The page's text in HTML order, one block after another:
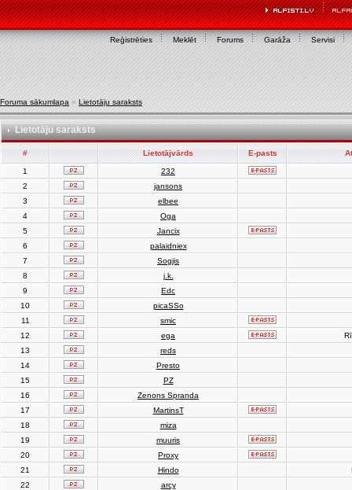
Reģistrēties Meklēt Forums Garāža Servisi
Foruma sākumlapa » Lietotāju saraksts
Lietotāju saraksts
# Lietotājvārds E-pasts
1
232
2
jansons
3
elbee
4
Oga
5
Jancix
6
palaidniex
7
Sogjis
8
j.k.
9
Edc
10
picaSSo
11
smic
12
ega
13
reds
14
Presto
15
PZ
16
Zenons Spranda
17
MartinsT
18
miza
19
muuris
20
Proxy
21
Hindo
22
arcy